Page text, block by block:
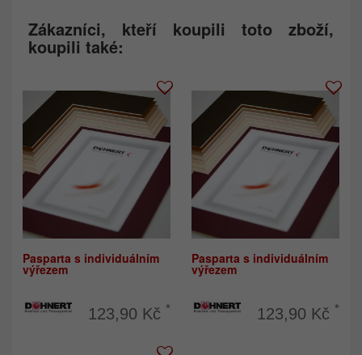
Zákazníci, kteří koupili toto zboží,
koupili také:
Pasparta s individuálním
výřezem
123,90 Kč *
Pasparta s individuálním
výřezem
123,90 Kč *